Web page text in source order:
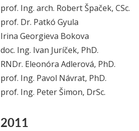
prof. Ing. arch. Robert Špaček, CSc.
prof. Dr. Patkó Gyula
Irina Georgieva Bokova
doc. Ing. Ivan Juríček, PhD.
RNDr. Eleonóra Adlerová, PhD.
prof. Ing. Pavol Návrat, PhD.
prof. Ing. Peter Šimon, DrSc.
2011